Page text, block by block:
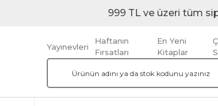
999 TL ve üzeri tüm
Yayınevleri
Haftanın
Fırsatları
En Yeni
Kitaplar